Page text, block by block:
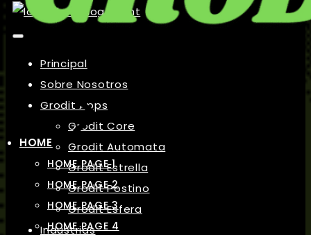
Principal
Sobre Nosotros
Grodit Apps
Grodit Core
Grodit Automata
Grodit Estrella
Grodit Postino
Grodit Esfera
Industrias
HOME
HOME PAGE 1
HOME PAGE 2
HOME PAGE 3
HOME PAGE 4